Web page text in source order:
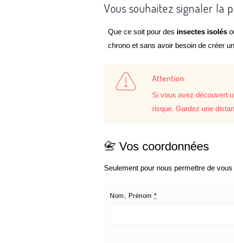
Vous souhaitez signaler la
Que ce soit pour des insectes isolés
chrono et sans avoir besoin de créer
Attention
Si vous avez découvert
risque. Gardez une
📇 Vos coordonnées
Seulement pour nous permettre de
Nom, Prénom *